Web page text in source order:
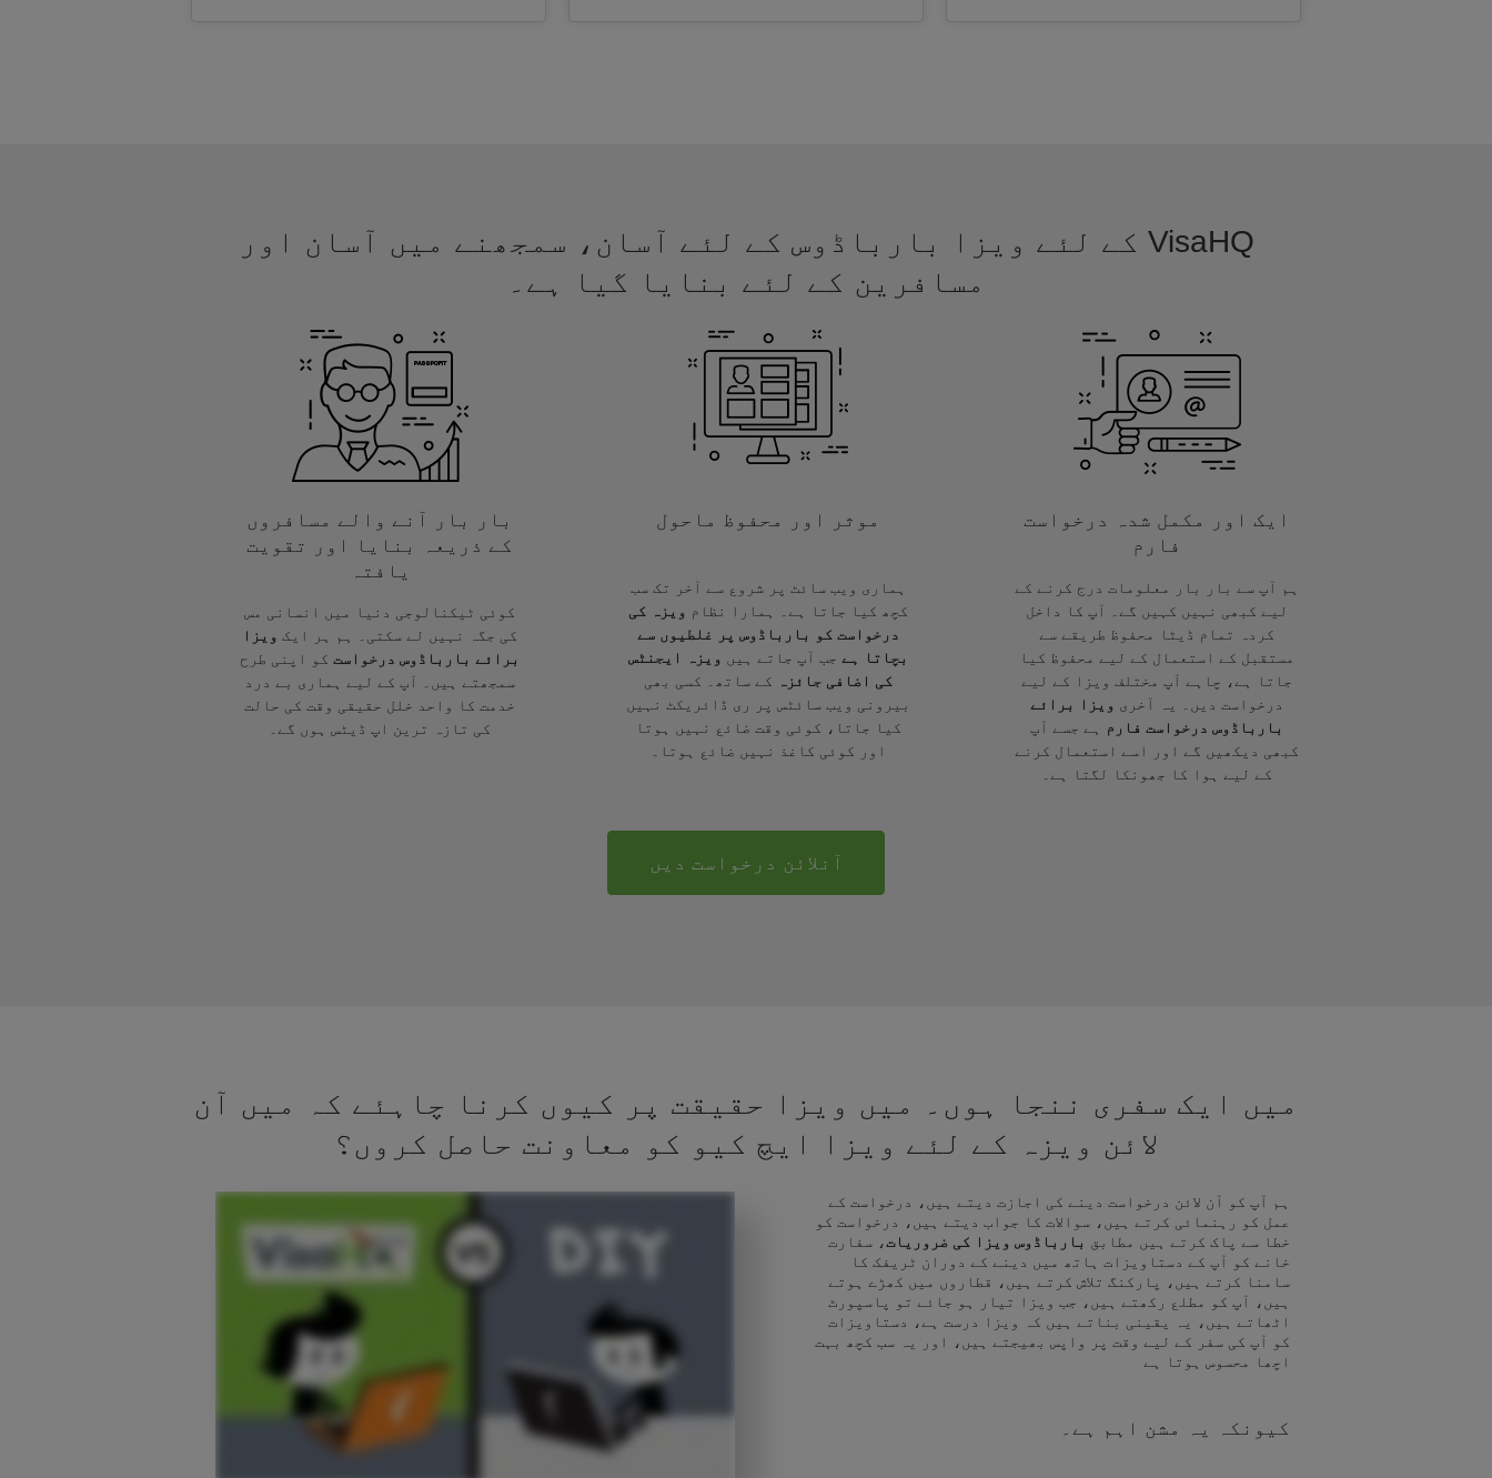
VisaHQ کے لئے ویزا بارباڈوس کے لئے آسان، سمجھنے میں آسان اور
مسافرین کے لئے بنایا گیا ہے۔
ایک اور مکمل شدہ درخواست
فارم
ہم آپ سے بار بار معلومات درج کرنے کے
لیے کبھی نہیں کہیں گے۔ آپ کا داخل
کردہ تمام ڈیٹا محفوظ طریقے سے
مستقبل کے استعمال کے لیے محفوظ کیا
جاتا ہے، چاہے آپ مختلف ویزا کے لیے
درخواست دیں۔ یہ آخری ویزا برائے
بارباڈوس درخواست فارم
ہے جسے آپ
کبھی دیکھیں گے اور اسے استعمال کرنے
کے لیے ہوا کا جھونکا لگتا ہے۔
موثر اور محفوظ ماحول
ہماری ویب سائٹ پر شروع سے آخر تک سب
کچھ کیا جاتا ہے۔ ہمارا نظام ویزہ کی
درخواست کو بارباڈوس پر غلطیوں سے
بچاتا ہے جب آپ جاتے ہیں
ویزہ ایجنٹس
کی اضافی جائزہ
کے ساتھ۔ کسی بھی
بیرونی ویب سائٹس پر ری ڈائریکٹ نہیں
کیا جاتا، کوئی وقت ضائع نہیں ہوتا
اور کوئی کاغذ نہیں ضائع ہوتا۔
بار بار آنے والے مسافروں
کے ذریعہ بنایا اور تقویت
یافتہ
کوئی ٹیکنالوجی دنیا میں انسانی مس
کی جگہ نہیں لے سکتی۔ ہم ہر ایک ویزا
برائے بارباڈوس درخواست کو اپنی طرح
سمجھتے ہیں۔ آپ کے لیے ہماری بے درد
خدمت کا واحد خلل حقیقی وقت کی حالت
کی تازہ ترین اپ ڈیٹس ہوں گے۔
آنلائن درخواست دیں
میں ایک سفری ننجا ہوں۔ میں ویزا حقیقت پر کیوں کرنا چاہئے کہ میں آن
لائن ویزہ کے لئے ویزا ایچ کیو کو معاونت حاصل کروں؟
ہم آپ کو آن لائن درخواست دینے کی اجازت دیتے ہیں، درخواست کے
عمل کو رہنمائی کرتے ہیں، سوالات کا جواب دیتے ہیں، درخواست کو
خطا سے پاک کرتے ہیں مطابق
بارباڈوس ویزا کی ضروریات، سفارت
خانے کو آپ کے دستاویزات ہاتھ میں دینے کے دوران ٹریفک کا
سامنا کرتے ہیں، پارکنگ تلاش کرتے ہیں، قطاروں میں کھڑے ہوتے
ہیں، آپ کو مطلع رکھتے ہیں، جب ویزا تیار ہو جائے تو پاسپورٹ
اٹھاتے ہیں، یہ یقینی بناتے ہیں کہ ویزا درست ہے، دستاویزات
کو آپ کی سفر کے لیے وقت پر واپس بھیجتے ہیں، اور یہ سب کچھ بہت
اچھا محسوس ہوتا ہے
کیونکہ یہ مشن اہم ہے۔